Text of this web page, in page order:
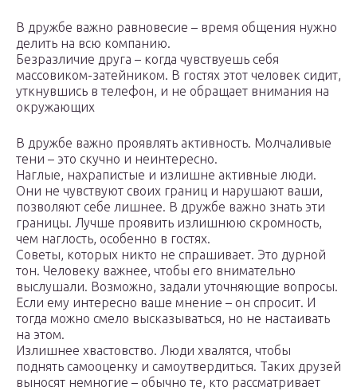
В дружбе важно равновесие – время общения нужно
делить на всю компанию.
Безразличие друга – когда чувствуешь себя
массовиком-затейником. В гостях этот человек сидит,
уткнувшись в телефон, и не обращает внимания на
окружающих
В дружбе важно проявлять активность. Молчаливые
тени – это скучно и неинтересно.
Наглые, нахрапистые и излишне активные люди.
Они не чувствуют своих границ и нарушают ваши,
позволяют себе лишнее. В дружбе важно знать эти
границы. Лучше проявить излишнюю скромность,
чем наглость, особенно в гостях.
Советы, которых никто не спрашивает. Это дурной
тон. Человеку важнее, чтобы его внимательно
выслушали. Возможно, задали уточняющие вопросы.
Если ему интересно ваше мнение – он спросит. И
тогда можно смело высказываться, но не настаивать
на этом.
Излишнее хвастовство. Люди хвалятся, чтобы
поднять самооценку и самоутвердиться. Таких друзей
выносят немногие – обычно те, кто рассматривает